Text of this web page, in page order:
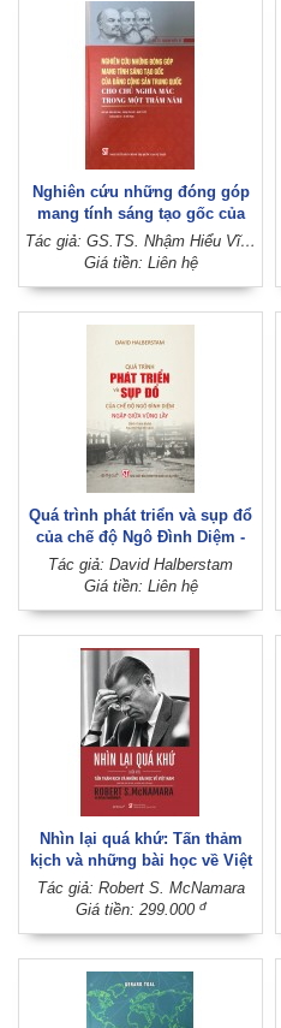
Nghiên cứu những đóng góp
mang tính sáng tạo gốc của
Đảng Cộng sản Trung Quốc
cho chủ nghĩa Mác trong một
Tác giả: GS.TS. Nhậm Hiểu Vĩ; Dịch giả: Diêm Kiệt Hoa, Vương Thục Hội, Quốc Tri Phi, Trương Mậu Du, Âu Việt Hưng
Giá tiền: Liên hệ
Quá trình phát triển và sụp đổ
của chế độ Ngô Đình Diệm -
Ngập giữa vũng lầy
Tác giả: David Halberstam
Giá tiền: Liên hệ
Nhìn lại quá khứ: Tấn thảm
kịch và những bài học về Việt
Nam
Tác giả: Robert S. McNamara
Giá tiền: 299.000 đ